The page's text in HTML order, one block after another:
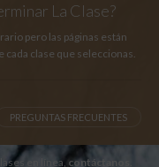
La Clase?
pero las páginas están
clase que seleccionas.
PREGUNTAS FRECUENTES
en línea, contáctanos